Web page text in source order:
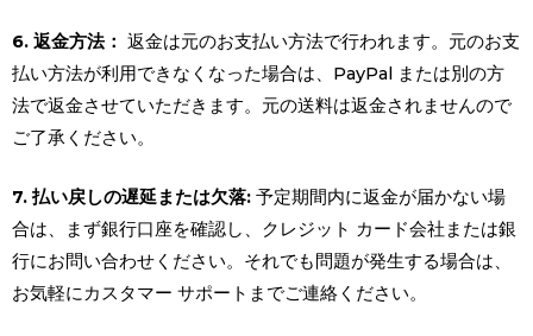
6. 返金方法： 返金は元のお支払い方法で行われます。元のお支
払い方法が利用できなくなった場合は、PayPal または別の方
法で返金させていただきます。元の送料は返金されませんので
ご了承ください。
7. 払い戻しの遅延または欠落: 予定期間内に返金が届かない場
合は、まず銀行口座を確認し、クレジット カード会社または銀
行にお問い合わせください。それでも問題が発生する場合は、
お気軽にカスタマー サポートまでご連絡ください。